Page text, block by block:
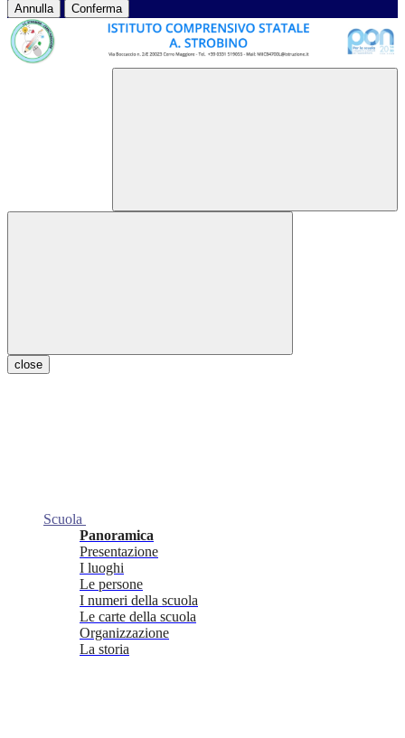
Annulla Conferma
close
Scuola
Panoramica
Presentazione
I luoghi
Le persone
I numeri della scuola
Le carte della scuola
Organizzazione
La storia